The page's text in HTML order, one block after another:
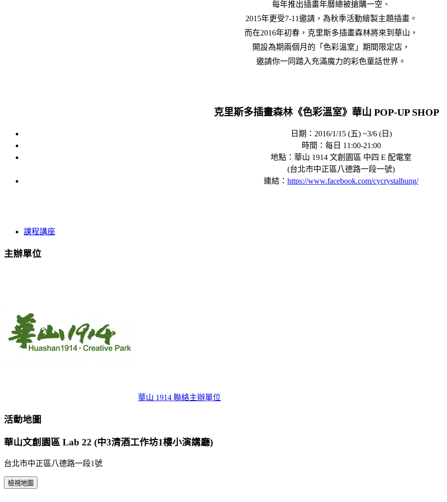
每年推出插畫年曆總被搶購一空、
2015年更受7-11邀請，為秋季活動繪製主題插畫。
而在2016年初春，克里斯多插畫森林將來到華山，
開設為期兩個月的「色彩溫室」期間限定店，
邀請你一同踏入充滿魔力的彩色童話世界。
克里斯多插畫森林《色彩溫室》華山 POP-UP SHOP
日期：2016/1/15 (五) ~3/6 (日)
時間：每日 11:00-21:00
地點：華山 1914 文創園區 中四 E 配電室
(台北市中正區八德路一段一號)
連結： https://www.facebook.com/cycrystalhung/
課程講座
主辦單位
華山 1914 聯絡主辦單位
活動地圖
華山文創園區 Lab 22 (中3清酒工作坊1樓小演講廳)
台北市中正區八德路一段1號
檢視地圖